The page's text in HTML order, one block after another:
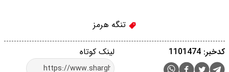
تنگه هرمز
لینک کوتاه کدخبر: 1101474